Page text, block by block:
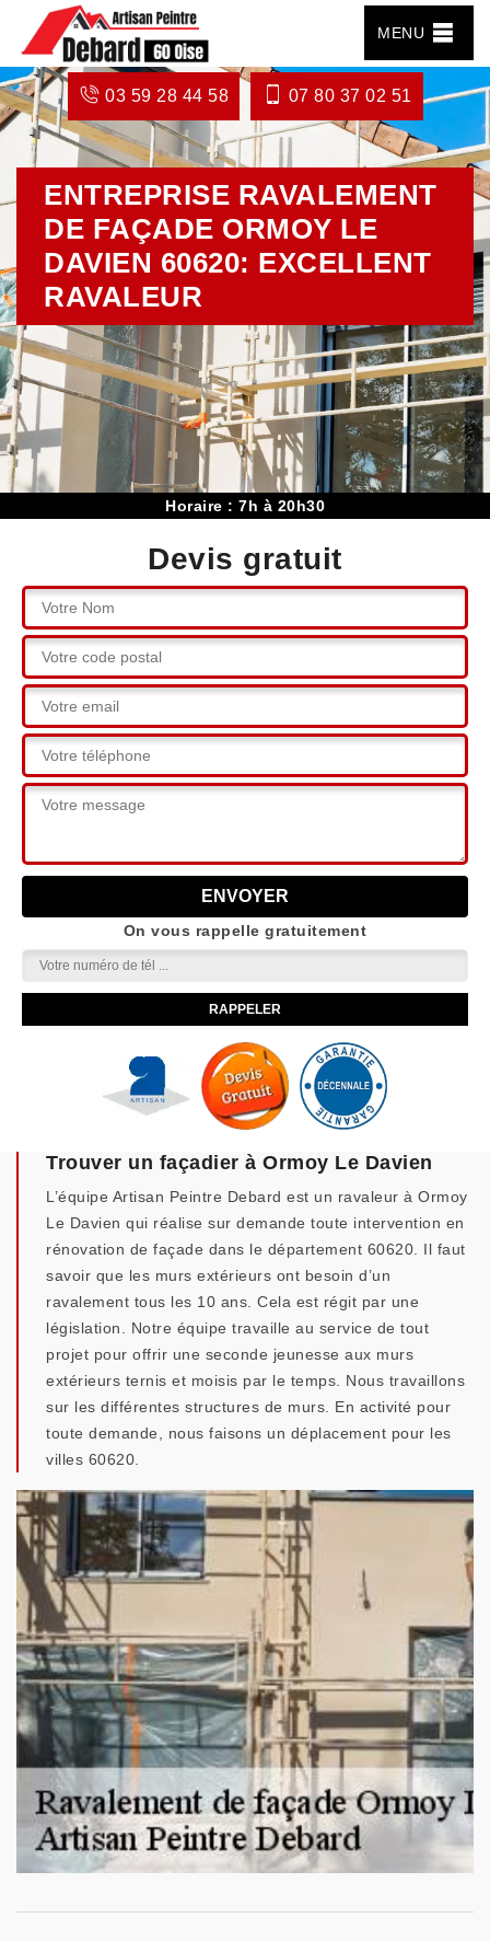
MENU
03 59 28 44 58 07 80 37 02 51
ENTREPRISE RAVALEMENT
DE FAÇADE ORMOY LE
DAVIEN 60620: EXCELLENT
RAVALEUR
Horaire : 7h à 20h30
Devis gratuit
On vous rappelle gratuitement
Trouver un façadier à Ormoy Le Davien
L’équipe Artisan Peintre Debard est un ravaleur à Ormoy
Le Davien qui réalise sur demande toute intervention en
rénovation de façade dans le département 60620. Il faut
savoir que les murs extérieurs ont besoin d’un
ravalement tous les 10 ans. Cela est régit par une
législation. Notre équipe travaille au service de tout
projet pour offrir une seconde jeunesse aux murs
extérieurs ternis et moisis par le temps. Nous travaillons
sur les différentes structures de murs. En activité pour
toute demande, nous faisons un déplacement pour les
villes 60620.